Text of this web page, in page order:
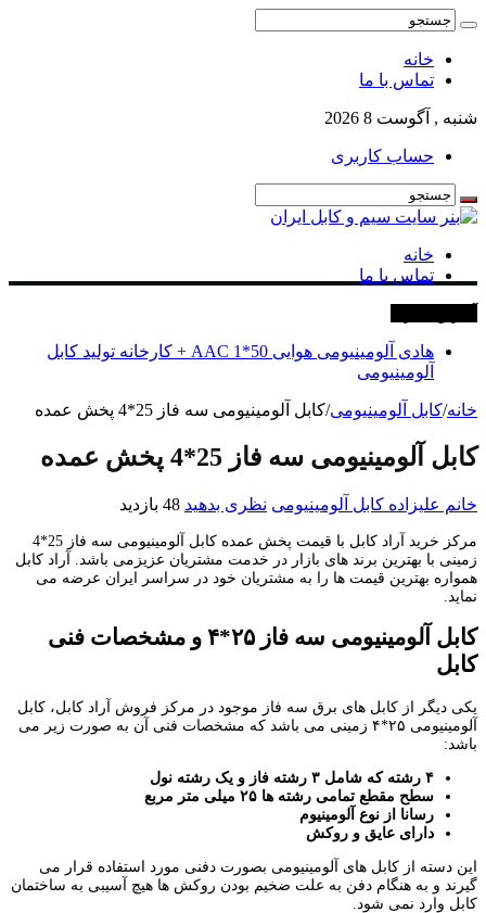
خانه
تماس با ما
شنبه , آگوست 8 2026
حساب کاربری
خانه
تماس با ما
هادی آلومینیومی هوایی 50*1 AAC + کارخانه تولید کابل
آلومینیومی
خانه/کابل آلومینیومی/کابل آلومینیومی سه فاز 25*4 پخش عمده
کابل آلومینیومی سه فاز 25*4 پخش عمده
خانم علیزاده کابل آلومینیومی نظری بدهید 48 بازدید
مرکز خرید آراد کابل با قیمت پخش عمده کابل آلومینیومی سه فاز 25*4
زمینی با بهترین برند های بازار در خدمت مشتریان عزیزمی باشد. آراد کابل
همواره بهترین قیمت ها را به مشتریان خود در سراسر ایران عرضه می
نماید.
کابل آلومینیومی سه فاز ۲۵*۴ و مشخصات فنی
کابل
یکی دیگر از کابل های برق سه فاز موجود در مرکز فروش آراد کابل، کابل
آلومینیومی ۲۵*۴ زمینی می باشد که مشخصات فنی آن به صورت زیر می
باشد:
۴ رشته که شامل ۳ رشته فاز و یک رشته نول
سطح مقطع تمامی رشته ها ۲۵ میلی متر مربع
رسانا از نوع آلومینیوم
دارای عایق و روکش
این دسته از کابل های آلومینیومی بصورت دفنی مورد استفاده قرار می
گیرند و به هنگام دفن به علت ضخیم بودن روکش ها هیچ آسیبی به ساختمان
کابل وارد نمی شود.